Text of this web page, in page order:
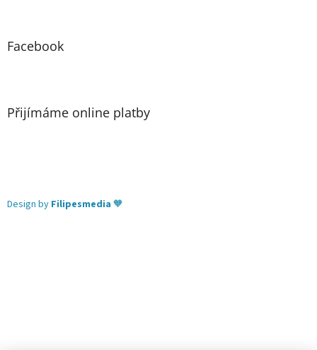
Facebook
Přijímáme online platby
Design by Filipesmedia 🧡